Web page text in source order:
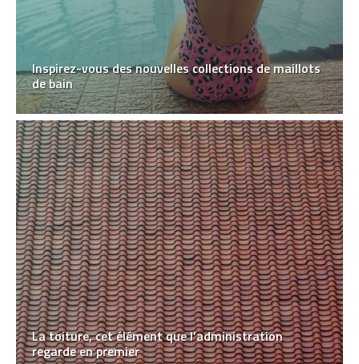
Inspirez-vous des nouvelles collections de maillots
de bain
La toiture, cet élément que l’administration
regarde en premier